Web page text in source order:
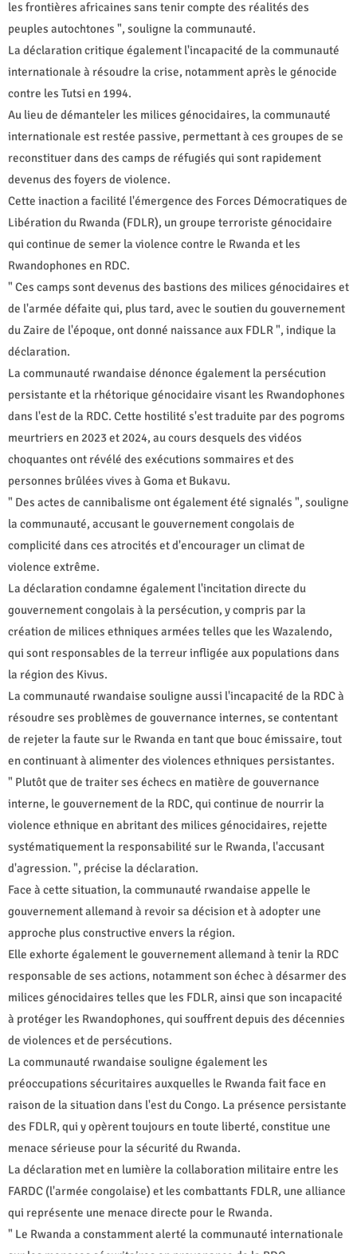
les frontières africaines sans tenir compte des réalités des
peuples autochtones ", souligne la communauté.
La déclaration critique également l'incapacité de la communauté
internationale à résoudre la crise, notamment après le génocide
contre les Tutsi en 1994.
Au lieu de démanteler les milices génocidaires, la communauté
internationale est restée passive, permettant à ces groupes de se
reconstituer dans des camps de réfugiés qui sont rapidement
devenus des foyers de violence.
Cette inaction a facilité l'émergence des Forces Démocratiques de
Libération du Rwanda (FDLR), un groupe terroriste génocidaire
qui continue de semer la violence contre le Rwanda et les
Rwandophones en RDC.
" Ces camps sont devenus des bastions des milices génocidaires et
de l'armée défaite qui, plus tard, avec le soutien du gouvernement
du Zaire de l'époque, ont donné naissance aux FDLR ", indique la
déclaration.
La communauté rwandaise dénonce également la persécution
persistante et la rhétorique génocidaire visant les Rwandophones
dans l'est de la RDC. Cette hostilité s'est traduite par des pogroms
meurtriers en 2023 et 2024, au cours desquels des vidéos
choquantes ont révélé des exécutions sommaires et des
personnes brûlées vives à Goma et Bukavu.
" Des actes de cannibalisme ont également été signalés ", souligne
la communauté, accusant le gouvernement congolais de
complicité dans ces atrocités et d'encourager un climat de
violence extrême.
La déclaration condamne également l'incitation directe du
gouvernement congolais à la persécution, y compris par la
création de milices ethniques armées telles que les Wazalendo,
qui sont responsables de la terreur infligée aux populations dans
la région des Kivus.
La communauté rwandaise souligne aussi l'incapacité de la RDC à
résoudre ses problèmes de gouvernance internes, se contentant
de rejeter la faute sur le Rwanda en tant que bouc émissaire, tout
en continuant à alimenter des violences ethniques persistantes.
" Plutôt que de traiter ses échecs en matière de gouvernance
interne, le gouvernement de la RDC, qui continue de nourrir la
violence ethnique en abritant des milices génocidaires, rejette
systématiquement la responsabilité sur le Rwanda, l'accusant
d'agression. ", précise la déclaration.
Face à cette situation, la communauté rwandaise appelle le
gouvernement allemand à revoir sa décision et à adopter une
approche plus constructive envers la région.
Elle exhorte également le gouvernement allemand à tenir la RDC
responsable de ses actions, notamment son échec à désarmer des
milices génocidaires telles que les FDLR, ainsi que son incapacité
à protéger les Rwandophones, qui souffrent depuis des décennies
de violences et de persécutions.
La communauté rwandaise souligne également les
préoccupations sécuritaires auxquelles le Rwanda fait face en
raison de la situation dans l'est du Congo. La présence persistante
des FDLR, qui y opèrent toujours en toute liberté, constitue une
menace sérieuse pour la sécurité du Rwanda.
La déclaration met en lumière la collaboration militaire entre les
FARDC (l'armée congolaise) et les combattants FDLR, une alliance
qui représente une menace directe pour le Rwanda.
" Le Rwanda a constamment alerté la communauté internationale